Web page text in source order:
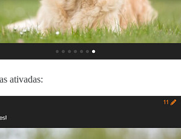
ativadas: